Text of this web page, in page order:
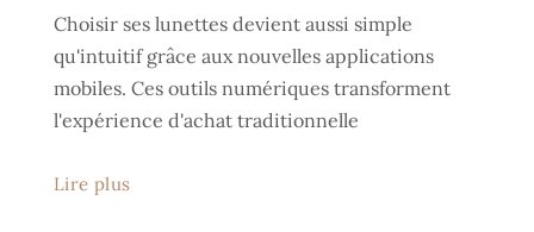
Choisir ses lunettes devient aussi simple
qu'intuitif grâce aux nouvelles applications
mobiles. Ces outils numériques transforment
l'expérience d'achat traditionnelle
Lire plus